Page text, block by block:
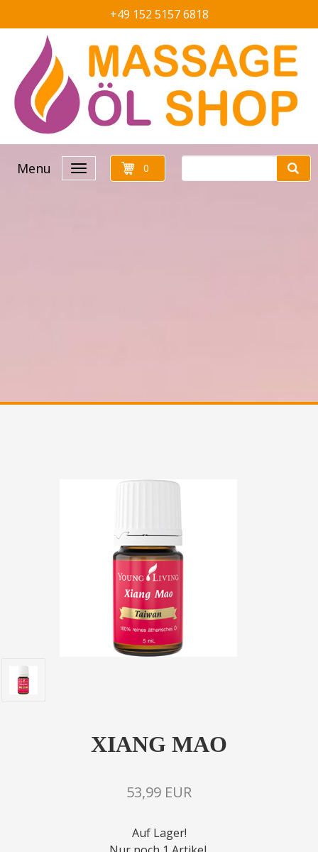
+49 152 5157 6818
Menu 0
XIANG MAO
53,99 EUR
Auf Lager!